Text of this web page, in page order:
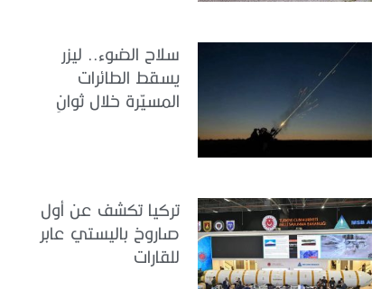
سلاح الضوء.. ليزر
يسقط الطائرات
المسيّرة خلال ثوانٍ
تركيا تكشف عن أول
صاروخ باليستي عابر
للقارات